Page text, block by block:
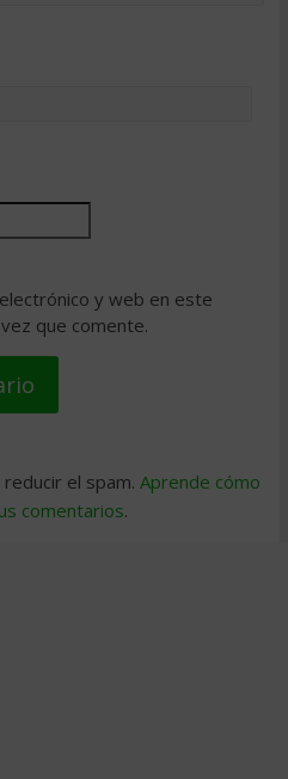
y web en este
que comente.
el spam. Aprende cómo
comentarios.